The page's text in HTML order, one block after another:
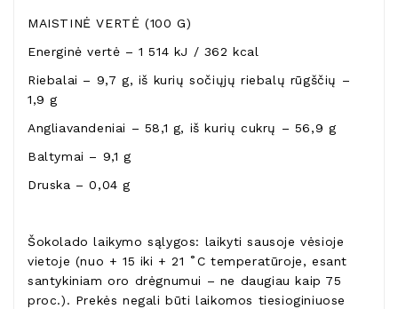
MAISTINĖ VERTĖ (100 G)
Energinė vertė – 1 514 kJ / 362 kcal
Riebalai – 9,7 g, iš kurių sočiųjų riebalų rūgščių –
1,9 g
Angliavandeniai – 58,1 g, iš kurių cukrų – 56,9 g
Baltymai – 9,1 g
Druska – 0,04 g
Šokolado laikymo sąlygos: laikyti sausoje vėsioje
vietoje (nuo + 15 iki + 21 ˚C temperatūroje, esant
santykiniam oro drėgnumui – ne daugiau kaip 75
proc.). Prekės negali būti laikomos tiesioginiuose